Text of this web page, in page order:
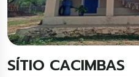
SÍTIO CACIMBAS